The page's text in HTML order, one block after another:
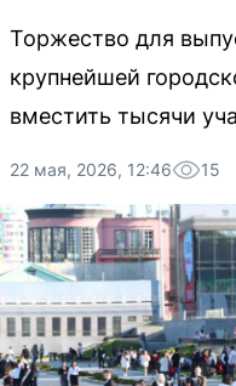
Торжество для
крупнейшей
вместить тысячи
22 мая, 2026, 12:46 15